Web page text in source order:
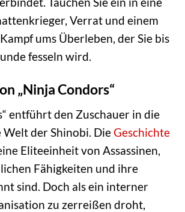
Verrat und einem
ums Überleben, der Sie bis
fesseln wird.
„Ninja Condors“
entführt den Zuschauer in die
der Shinobi. DieGeschichte
Eliteeinheit von Assassinen,
Fähigkeiten und ihre
sind. Doch als ein interner
zu zerreißen droht,